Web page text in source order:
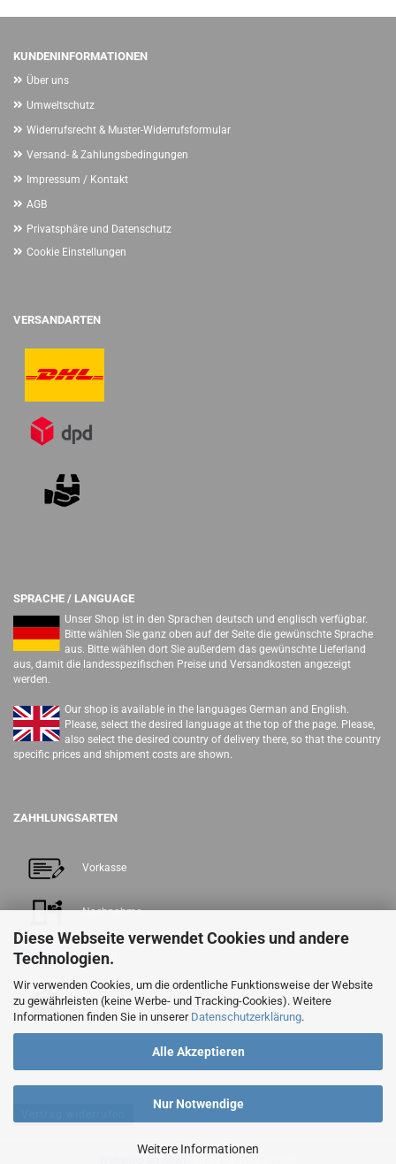
Diese Webseite verwendet Cookies und andere
Technologien.
Wir verwenden Cookies, um die ordentliche Funktionsweise der Website
zu gewährleisten (keine Werbe- und Tracking-Cookies). Weitere
Informationen finden Sie in unserer Datenschutzerklärung.
Alle Akzeptieren
Nur Notwendige
Weitere Informationen
KUNDENINFORMATIONEN
Über uns
Umweltschutz
Widerrufsrecht & Muster-Widerrufsformular
Versand- & Zahlungsbedingungen
Impressum / Kontakt
AGB
Privatsphäre und Datenschutz
Cookie Einstellungen
VERSANDARTEN
SPRACHE / LANGUAGE
Unser Shop ist in den Sprachen deutsch und englisch verfügbar.
Bitte wählen Sie ganz oben auf der Seite die gewünschte Sprache
aus. Bitte wählen dort Sie außerdem das gewünschte Lieferland
aus, damit die landesspezifischen Preise und Versandkosten angezeigt
werden.
Our shop is available in the languages German and English.
Please, select the desired language at the top of the page. Please,
also select the desired country of delivery there, so that the country
specific prices and shipment costs are shown.
ZAHHLUNGSARTEN
Vorkasse
Nachnahme
PayPal
Barzahlung